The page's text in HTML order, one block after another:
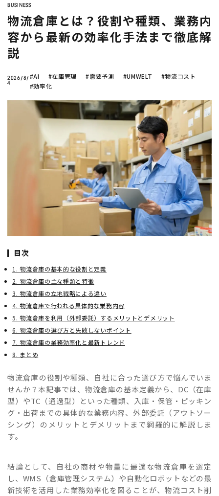
BUSINESS
物流倉庫とは？役割や種類、業務内
容から最新の効率化手法まで徹底解
説
2026/8/
4
#AI #在庫管理 #需要予測 #UMWELT
#物流コスト
#効率化
目次
1. 物流倉庫の基本的な役割と定義
2. 物流倉庫の主な種類と特徴
3. 物流倉庫の立地戦略による違い
4. 物流倉庫で行われる具体的な業務内容
5. 物流倉庫を利用（外部委託）するメリットとデメリット
6. 物流倉庫の選び方と失敗しないポイント
7. 物流倉庫の業務効率化と最新トレンド
8. まとめ
物流倉庫の役割や種類、自社に合った選び方で悩んでいま
せんか？本記事では、物流倉庫の基本定義から、DC（在庫
型）やTC（通過型）といった種類、入庫・保管・ピッキン
グ・出荷までの具体的な業務内容、外部委託（アウトソー
シング）のメリットとデメリットまで網羅的に解説しま
す。
結論として、自社の商材や物量に最適な物流倉庫を選定
し、WMS（倉庫管理システム）や自動化ロボットなどの最
新技術を活用した業務効率化を図ることが、物流コスト削